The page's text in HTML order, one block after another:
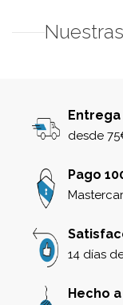
desde
Pago
14 días
Hecho